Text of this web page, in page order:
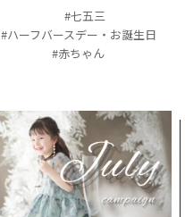
#七五三
#ハーフバースデー・お誕生日
#赤ちゃん